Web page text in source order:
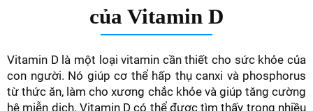
của Vitamin D
Vitamin D là một loại vitamin cần thiết cho sức khỏe của
con người. Nó giúp cơ thể hấp thụ canxi và phosphorus
từ thức ăn, làm cho xương chắc khỏe và giúp tăng cường
hệ miễn dịch. Vitamin D có thể được tìm thấy trong nhiều